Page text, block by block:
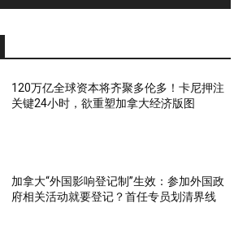
120万亿全球资本将齐聚多伦多！卡尼押注
关键24小时，欲重塑加拿大经济版图
加拿大“外国影响登记制”生效：参加外国政
府相关活动就要登记？首任专员划清界线